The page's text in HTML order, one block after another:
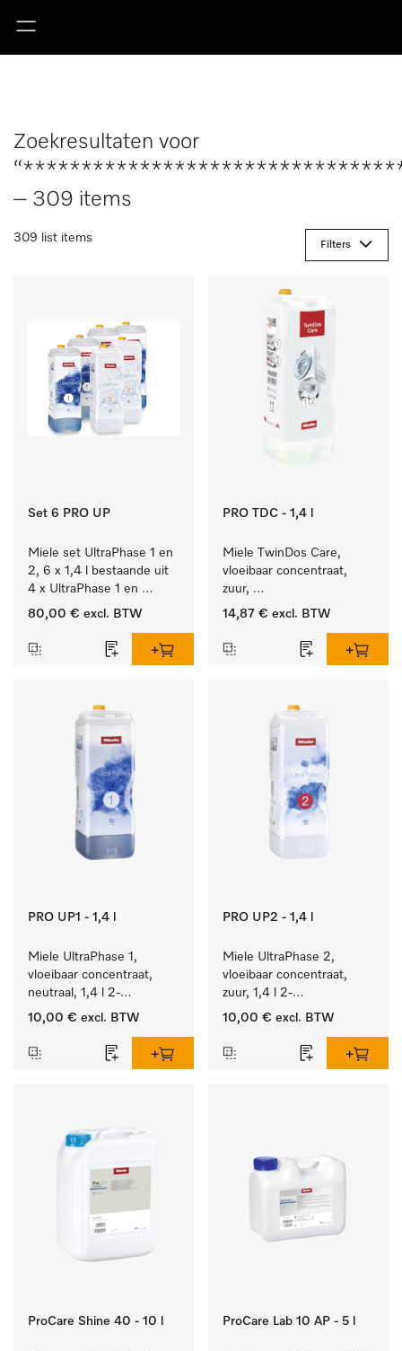
Zoekresultaten voor
– 309 items
309 list items
Filters
Set 6 PRO UP
Miele set UltraPhase 1 en
2, 6 x 1,4 l bestaande uit
4 x UltraPhase 1 en
2 x UltraPhase 2.
80,00 € excl. BTW
PRO TDC - 1,4 l
Miele TwinDos Care,
vloeibaar concentraat,
zuur,
1,4 l Reinigingsmiddel
doseersysteem.
14,87 € excl. BTW
PRO UP1 - 1,4 l
Miele UltraPhase 1,
vloeibaar concentraat,
neutraal, 1,4 l 2-
componentenwasmiddel
wasgoed.
10,00 € excl. BTW
PRO UP2 - 1,4 l
Miele UltraPhase 2,
vloeibaar concentraat,
zuur, 1,4 l 2-
componentenwasmiddel
wasgoed.
10,00 € excl. BTW
ProCare Shine 40 - 10 l ProCare Lab 10 AP - 5 l